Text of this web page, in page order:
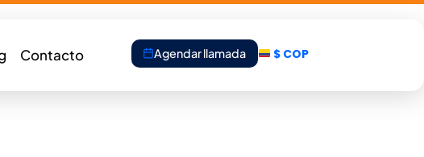
Contacto Agendar llamada $ COP